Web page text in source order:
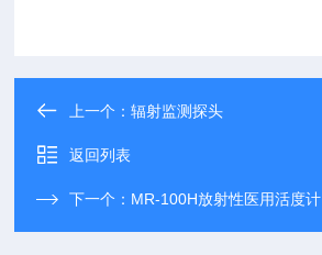
上一个：辐射监测探头
返回列表
下一个： MR-100H放射性医用活度计